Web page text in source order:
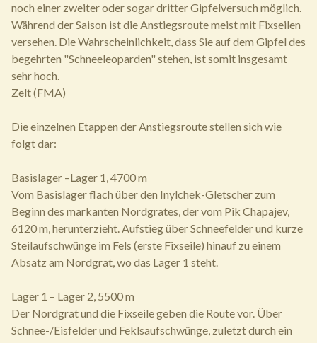
noch einer zweiter oder sogar dritter Gipfelversuch möglich.
Während der Saison ist die Anstiegsroute meist mit Fixseilen
versehen. Die Wahrscheinlichkeit, dass Sie auf dem Gipfel des
begehrten "Schneeleoparden" stehen, ist somit insgesamt
sehr hoch.
Zelt (FMA)
Die einzelnen Etappen der Anstiegsroute stellen sich wie
folgt dar:
Basislager –Lager 1, 4700 m
Vom Basislager flach über den Inylchek-Gletscher zum
Beginn des markanten Nordgrates, der vom Pik Chapajev,
6120 m, herunterzieht. Aufstieg über Schneefelder und kurze
Steilaufschwünge im Fels (erste Fixseile) hinauf zu einem
Absatz am Nordgrat, wo das Lager 1 steht.
Lager 1 – Lager 2, 5500 m
Der Nordgrat und die Fixseile geben die Route vor. Über
Schnee-/Eisfelder und Feklsaufschwünge, zuletzt durch ein